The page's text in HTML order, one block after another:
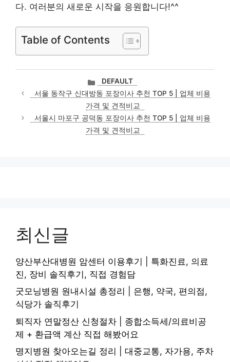
다. 여러분의 새로운 시작을 응원합니다!^^
Table of Contents
카
테
고
리
DEFAULT
서울 동작구 신대방동 포장이사 추천 TOP 5 | 업체 비용
가격 및 견적비교
서울시 마포구 공덕동 포장이사 추천 TOP 5 | 업체 비용
가격 및 견적비교
최신글
양산부산대병원 암센터 이용후기 | 특화진료, 의료
진, 장비 솔직후기, 직접 경험담
굿모닝병원 원내시설 총정리 | 은행, 약국, 편의점,
식당가 솔직후기
퇴직자 연말정산 신청절차 | 종합소득세/의료비공
제 + 환급액 계산 직접 해봤어요
명지병원 찾아오는길 정리 | 대중교통, 자가용, 주차